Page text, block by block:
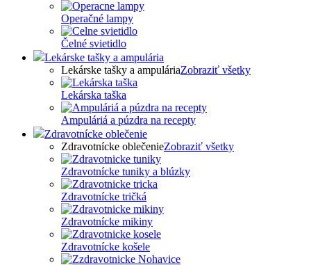
Operačné lampy
Čelné svietidlo
Lekárske tašky a ampulária
Lekárske tašky a ampuláriaZobraziť všetky
Lekárska taška
Ampuláriá a púzdra na recepty
Zdravotnícke oblečenie
Zdravotnícke oblečenieZobraziť všetky
Zdravotnícke tuniky a blúzky
Zdravotnícke tričká
Zdravotnícke mikiny
Zdravotnícke košele